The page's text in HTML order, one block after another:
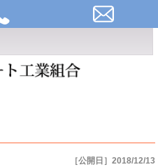
［公開日］2018/12/13